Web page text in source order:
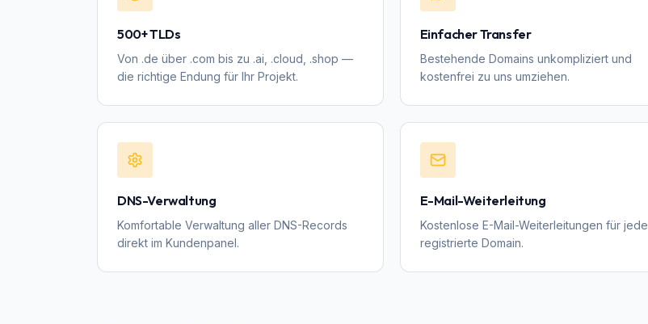
500+ TLDs
Von .de über .com bis zu .ai, .cloud, .shop —
die richtige Endung für Ihr Projekt.
Einfacher Transfer
Bestehende Domains unkompliziert und
kostenfrei zu uns umziehen.
DNS-Verwaltung
Komfortable Verwaltung aller DNS-Records
direkt im Kundenpanel.
E-Mail-Weiterleitung
Kostenlose E-Mail-Weiterleitungen für jede
registrierte Domain.